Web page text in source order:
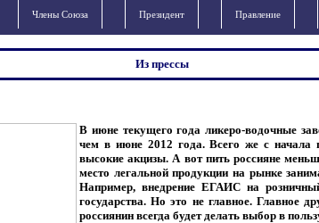
Члены Cоюза Президент Правление
Из прессы
В июне текущего года ликеро-водочные
чем в июне 2012 года. Всего же с начала
высокие акцизы. А вот пить россияне
место легальной продукции на рынке
Например, внедрение ЕГАИС на
государства. Но это не главное. Главное
россиянин всегда будет делать выбор в